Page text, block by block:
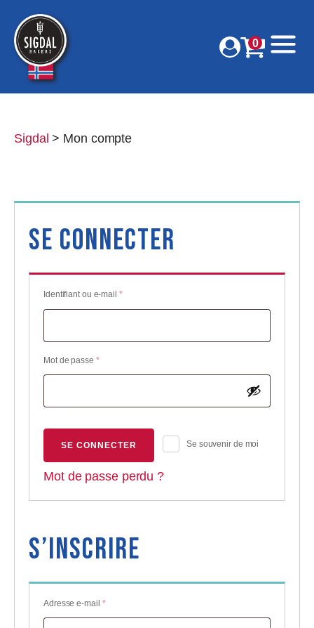
0
Sigdal > Mon compte
Se connecter
Identifiant ou e-mail *Obligatoire
Mot de passe *Obligatoire
Se souvenir de moi
SE CONNECTER
Mot de passe perdu ?
S’inscrire
Adresse e-mail *Obligatoire